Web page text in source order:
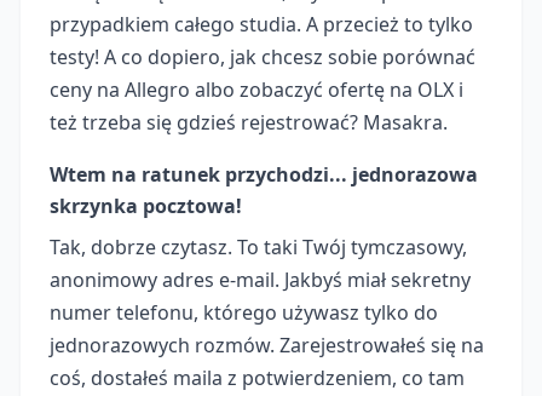
przypadkiem całego studia. A przecież to tylko
testy! A co dopiero, jak chcesz sobie porównać
ceny na Allegro albo zobaczyć ofertę na OLX i
też trzeba się gdzieś rejestrować? Masakra.
Wtem na ratunek przychodzi... jednorazowa
skrzynka pocztowa!
Tak, dobrze czytasz. To taki Twój tymczasowy,
anonimowy adres e-mail. Jakbyś miał sekretny
numer telefonu, którego używasz tylko do
jednorazowych rozmów. Zarejestrowałeś się na
coś, dostałeś maila z potwierdzeniem, co tam